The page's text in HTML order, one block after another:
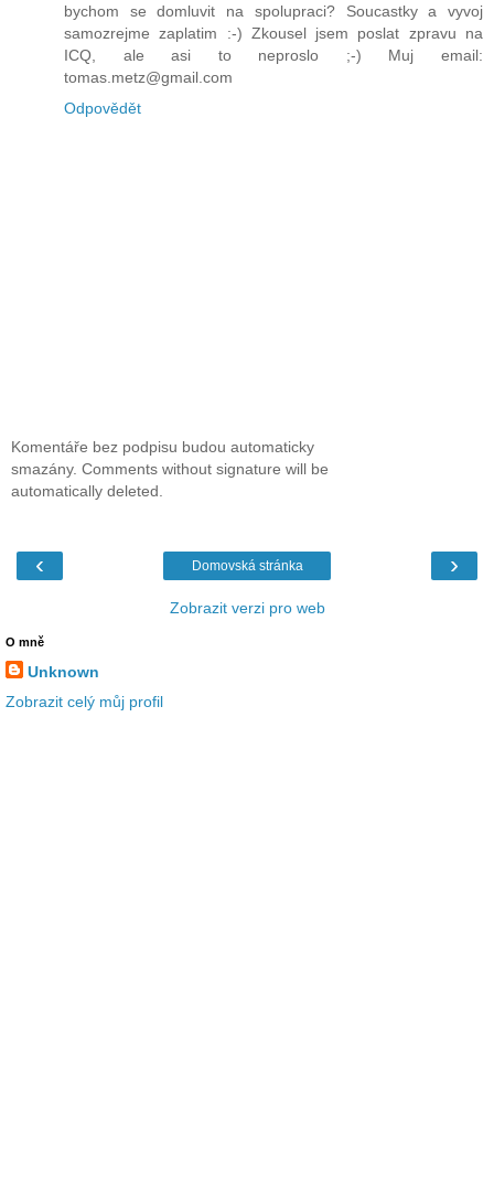
bychom se domluvit na spolupraci? Soucastky a vyvoj
samozrejme zaplatim :-) Zkousel jsem poslat zpravu na
ICQ, ale asi to neproslo ;-) Muj email:
tomas.metz@gmail.com
Odpovědět
Komentáře bez podpisu budou automaticky
smazány. Comments without signature will be
automatically deleted.
‹ ›
Domovská stránka
Zobrazit verzi pro web
O mně
Unknown
Zobrazit celý můj profil